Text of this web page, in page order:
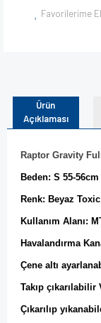
Favorilerime
Ürün
Açıklaması
Raptor Gravity
Beden: S 55-56cm
Renk: Beyaz
Kullanım Alanı:
Havalandırma
Çene altı
Takıp
Çıkarılıp